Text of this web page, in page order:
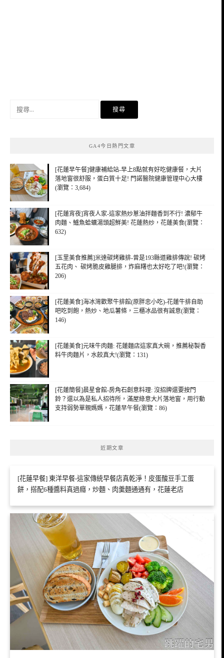
GA4今日熱門文章
[花蓮早午餐]健康補給站-早上8點就有好吃健康餐，大片
落地窗很舒服，蛋白質十足! 門諾醫院健康管理中心大樓
(瀏覽：3,684)
[花蓮宵夜]宵夜人家-這家熱炒蔥油拌麵香到不行! 濃郁牛
肉麵、鱸魚蛤蠣湯頭超鮮美! 花蓮熱炒，花蓮美食(瀏覽：
632)
[玉里美食推薦]米達碳烤雞排-曾是193縣道雞排傳說! 碳烤
五花肉、 碳烤脆皮雞腿排，炸麻糬也太好吃了吧!(瀏覽：
206)
[花蓮美食]海冰灣歡聚牛排館(原胖忠小吃)-花蓮牛排自助
吧吃到飽，熱炒、地瓜薯條，三櫃冰品很有誠意(瀏覽：
146)
[花蓮美食]元味牛肉麵: 花蓮麵店這家真大碗，推薦秘製香
料牛肉麵片，水餃真大!(瀏覽：131)
[花蓮簡餐]晨星會館-房角石創意料理: 沒招牌還要按門
鈴？還以為是私人招待所，滿屋綠意大片落地窗，用行動
支持弱勢單親媽媽，花蓮早午餐(瀏覽：86)
近期文章
[花蓮早餐] 東洋早餐-這家傳統早餐店真乾淨！皮蛋酸豆手工蛋
餅，搭配6種醬料真過癮，炒麵、肉羹麵通通有，花蓮老店